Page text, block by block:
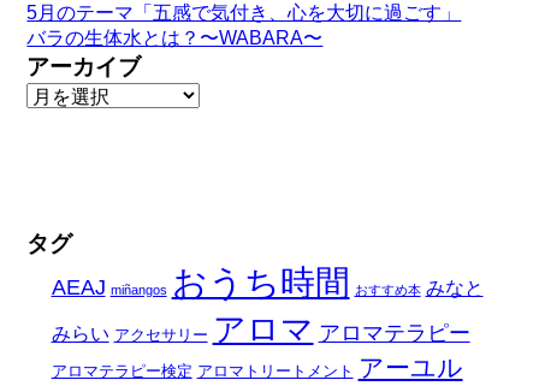
5月のテーマ「五感で気付き、心を大切に過ごす」
バラの生体水とは？〜WABARA〜
アーカイブ
タグ
AEAJ miñangos おうち時間 おすすめ本 みなと
みらい アクセサリー アロマ アロマテラピー
アロマテラピー検定 アロマトリートメント アーユル